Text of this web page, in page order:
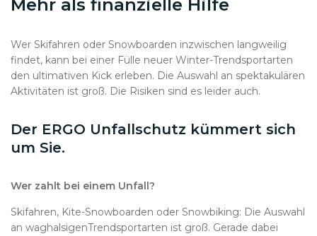
Mehr als finanzielle Hilfe
Wer Skifahren oder Snowboarden inzwischen langweilig
findet, kann bei einer Fülle neuer Winter-Trendsportarten
den ultimativen Kick erleben. Die Auswahl an spektakulären
Aktivitäten ist groß. Die Risiken sind es leider auch.
Der ERGO Unfallschutz kümmert sich
um Sie.
Wer zahlt bei einem Unfall?
Skifahren, Kite-Snowboarden oder Snowbiking: Die Auswahl
an waghalsigenTrendsportarten ist groß. Gerade dabei